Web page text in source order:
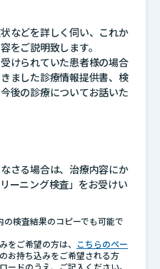
などを詳しく伺い、これか
をご説明致します。
けられていた患者様の場合
ました診療情報提供書、検
後の診療についてお話いた
さる場合は、治療内容にか
ーニング検査」をお受けい
検査結果のコピーでも可能で
をご希望の方は、
こちらのペー
お持ち込みをご希望される方
ードのうえ、ご記入ください。